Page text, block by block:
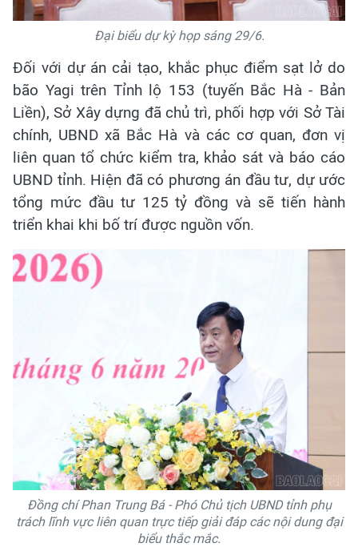
Đại biểu dự kỳ họp sáng 29/6.
Đối với dự án cải tạo, khắc phục điểm sạt lở do
bão Yagi trên Tỉnh lộ 153 (tuyến Bắc Hà - Bản
Liền), Sở Xây dựng đã chủ trì, phối hợp với Sở Tài
chính, UBND xã Bắc Hà và các cơ quan, đơn vị
liên quan tổ chức kiểm tra, khảo sát và báo cáo
UBND tỉnh. Hiện đã có phương án đầu tư, dự ước
tổng mức đầu tư 125 tỷ đồng và sẽ tiến hành
triển khai khi bố trí được nguồn vốn.
Đồng chí Phan Trung Bá - Phó Chủ tịch UBND tỉnh phụ
trách lĩnh vực liên quan trực tiếp giải đáp các nội dung đại
biểu thắc mắc.